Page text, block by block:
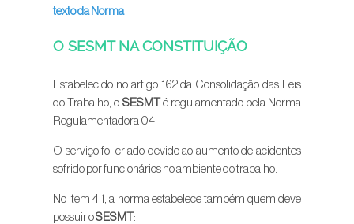
texto da Norma
O SESMT NA CONSTITUIÇÃO
Estabelecido no artigo 162 da Consolidação das Leis
do Trabalho, o SESMTé regulamentado pela Norma
Regulamentadora 04.
O serviço foi criado devido ao aumento de acidentes
sofrido por funcionários no ambiente do trabalho.
No item 4.1, a norma estabelece também quem deve
possuir oSESMT: